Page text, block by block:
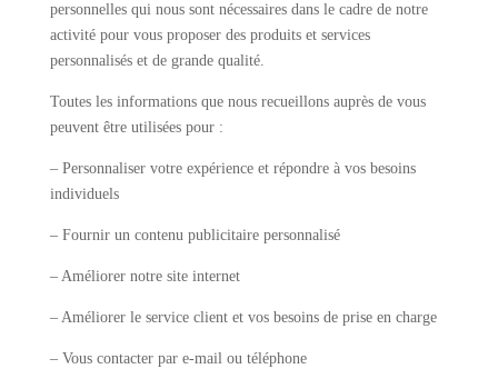
personnelles qui nous sont nécessaires dans le cadre de notre
activité pour vous proposer des produits et services
personnalisés et de grande qualité.
Toutes les informations que nous recueillons auprès de vous
peuvent être utilisées pour :
– Personnaliser votre expérience et répondre à vos besoins
individuels
– Fournir un contenu publicitaire personnalisé
– Améliorer notre site internet
– Améliorer le service client et vos besoins de prise en charge
– Vous contacter par e-mail ou téléphone